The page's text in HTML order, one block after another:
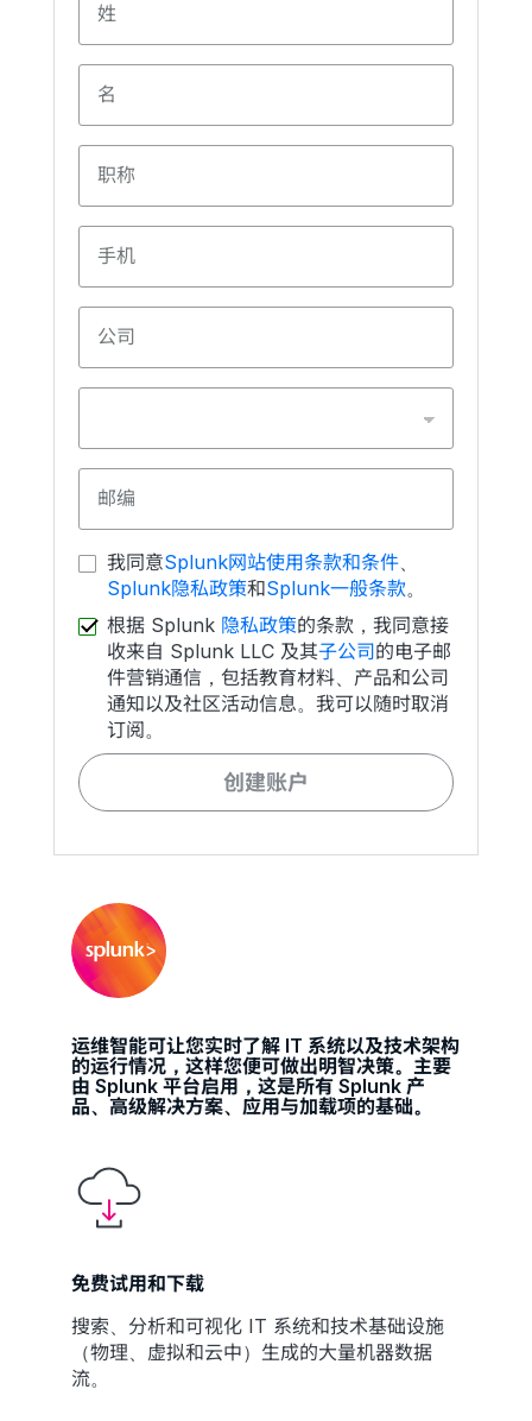
运维智能可让您实时了解 IT 系统以及技术架构
的运行情况，这样您便可做出明智决策。主要
由 Splunk 平台启用，这是所有 Splunk 产
品、高级解决方案、应用与加载项的基础。
免费试用和下载
搜索、分析和可视化 IT 系统和技术基础设施
（物理、虚拟和云中）生成的大量机器数据
流。
姓
名
职称
手机
公司
邮编
我同意Splunk网站使用条款和条件、
Splunk隐私政策和Splunk一般条款。
根据 Splunk 隐私政策的条款，我同意接
收来自 Splunk LLC 及其子公司的电子邮
件营销通信，包括教育材料、产品和公司
通知以及社区活动信息。我可以随时取消
订阅。
创建账户